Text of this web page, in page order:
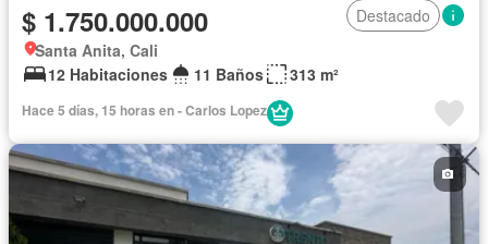
$ 1.750.000.000
Destacado
Santa Anita, Cali
12 Habitaciones
11 Baños 313 m²
Hace 5 días, 15 horas en - Carlos Lopez